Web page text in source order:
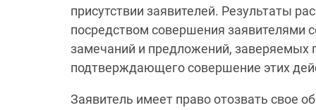
присутствии заявителей. Результаты
посредством совершения заявителями
замечаний и предложений, заверяемых
подтверждающего совершение этих
Заявитель имеет право отозвать свое